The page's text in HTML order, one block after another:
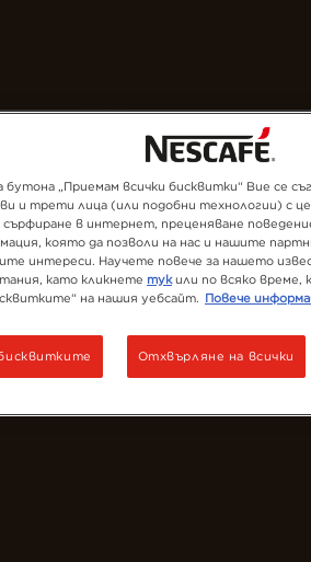
„Приемам всички бисквитки“ Вие се
и трети лица (или подобни технологии) с
в интернет, преценяване
която да позволи на нас и нашите
интереси. Научете повече за нашето
като кликнете тукили по всяко време,
на нашия уебсайт. Повече
Отхвърляне на всички